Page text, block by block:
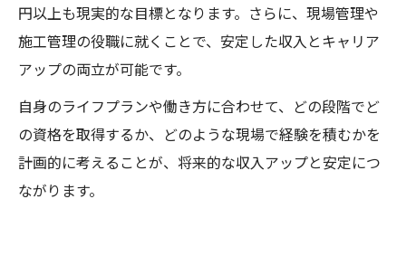
円以上も現実的な目標となります。さらに、現場管理や
施工管理の役職に就くことで、安定した収入とキャリア
アップの両立が可能です。
自身のライフプランや働き方に合わせて、どの段階でど
の資格を取得するか、どのような現場で経験を積むかを
計画的に考えることが、将来的な収入アップと安定につ
ながります。